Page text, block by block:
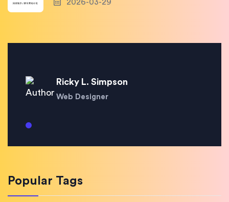
2026-03-29
Ricky L. Simpson
Web Designer
Popular Tags